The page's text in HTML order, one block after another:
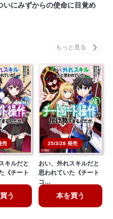
にみずからの使命に目覚め
売
キルだと
《チート
う
25/3/28 発売
おい、外れスキルだと
思われていた《チート
コ…
本を買う